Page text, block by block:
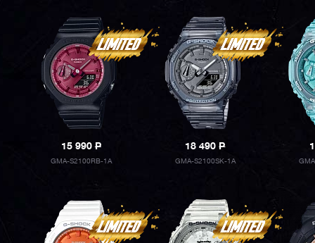
15 990P
GMA-S2100RB-1A
18 490P
GMA-S2100SK-1A